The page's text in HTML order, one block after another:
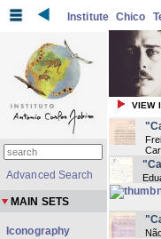
Institute Chico
VIEW
Advanced Search
MAIN SETS
Iconography